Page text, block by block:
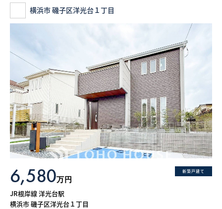
横浜市 磯子区洋光台１丁目
新築戸建て
6,580万円
JR根岸線 洋光台駅
横浜市 磯子区洋光台１丁目